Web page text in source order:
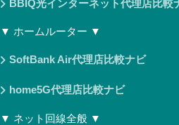
BBIQ光インターネット代理店比較
▼ ホームルーター ▼
SoftBank Air代理店比較ナビ
home5G代理店比較ナビ
▼ ネット回線全般 ▼